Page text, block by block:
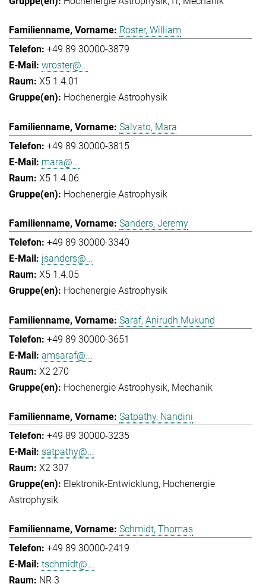
Roster, William
+49 89 30000-3879
wroster@...
X5 1.4.01
Hochenergie Astrophysik
Salvato, Mara
+49 89 30000-3815
mara@...
X5 1.4.06
Hochenergie Astrophysik
Sanders, Jeremy
+49 89 30000-3340
jsanders@...
X5 1.4.05
Hochenergie Astrophysik
Saraf, Anirudh Mukund
+49 89 30000-3651
amsaraf@...
X2 270
Hochenergie Astrophysik Mechanik
Satpathy, Nandini
+49 89 30000-3235
satpathy@...
X2 307
Elektronik-Entwicklung Hochenergie
Astrophysik
Schmidt, Thomas
+49 89 30000-2419
tschmidt@...
NR 3